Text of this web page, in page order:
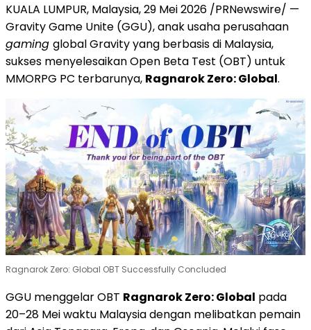
KUALA LUMPUR, Malaysia, 29 Mei 2026 /PRNewswire/ —
Gravity Game Unite (GGU), anak usaha perusahaan
gaming global Gravity yang berbasis di Malaysia,
sukses menyelesaikan Open Beta Test (OBT) untuk
MMORPG PC terbarunya, Ragnarok Zero: Global.
Ragnarok Zero: Global OBT Successfully Concluded
GGU menggelar OBT Ragnarok Zero: Global pada
20–28 Mei waktu Malaysia dengan melibatkan pemain